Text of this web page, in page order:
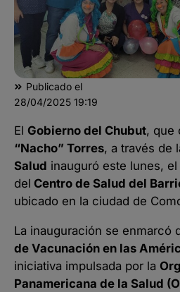
Publicado el
28/04/2025 19:19
El Gobierno del Chubut, que
“Nacho” Torres, a través de
Salud inauguró este lunes,
del Centro de Salud del
ubicado en la ciudad de
La inauguración se enmarcó
de Vacunación en las
iniciativa impulsada por la
Panamericana de la Salud